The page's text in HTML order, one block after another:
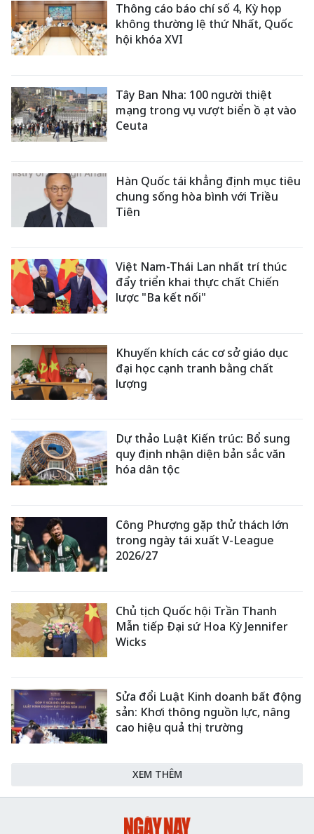
Thông cáo báo chí số 4, Kỳ họp
không thường lệ thứ Nhất, Quốc
hội khóa XVI
Tây Ban Nha: 100 người thiệt
mạng trong vụ vượt biển ồ ạt vào
Ceuta
Hàn Quốc tái khẳng định mục tiêu
chung sống hòa bình với Triều
Tiên
Việt Nam-Thái Lan nhất trí thúc
đẩy triển khai thực chất Chiến
lược "Ba kết nối"
Khuyến khích các cơ sở giáo dục
đại học cạnh tranh bằng chất
lượng
Dự thảo Luật Kiến trúc: Bổ sung
quy định nhận diện bản sắc văn
hóa dân tộc
Công Phượng gặp thử thách lớn
trong ngày tái xuất V-League
2026/27
Chủ tịch Quốc hội Trần Thanh
Mẫn tiếp Đại sứ Hoa Kỳ Jennifer
Wicks
Sửa đổi Luật Kinh doanh bất động
sản: Khơi thông nguồn lực, nâng
cao hiệu quả thị trường
XEM THÊM